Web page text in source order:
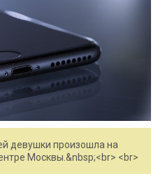
девушки произошла на
Москвы.&nbsp;<br> <br>